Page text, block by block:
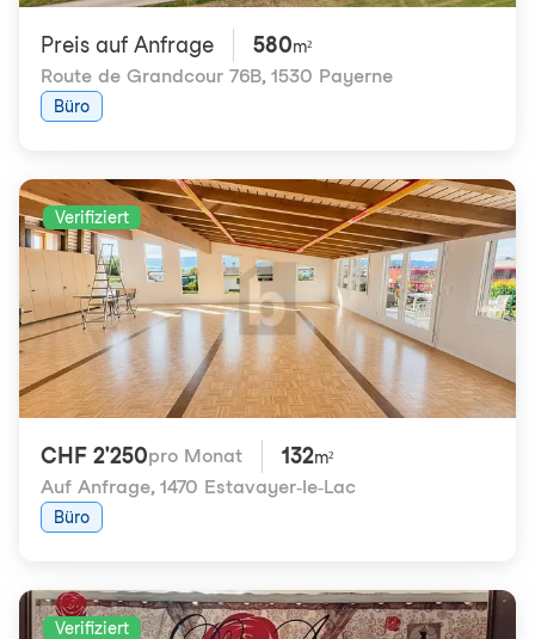
Preis auf Anfrage 580m²
Route de Grandcour 76B, 1530 Payerne
Büro
Verifiziert
CHF 2'250pro Monat 132m²
Auf Anfrage, 1470 Estavayer-le-Lac
Büro
Verifiziert